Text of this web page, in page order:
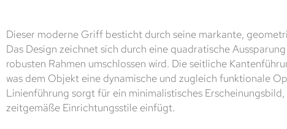
Dieser moderne Griff besticht durch seine markante,
Das Design zeichnet sich durch eine quadratische
robusten Rahmen umschlossen wird. Die seitliche
was dem Objekt eine dynamische und zugleich funktionale
Linienführung sorgt für ein minimalistisches Erscheinungsbild,
zeitgemäße Einrichtungsstile einfügt.